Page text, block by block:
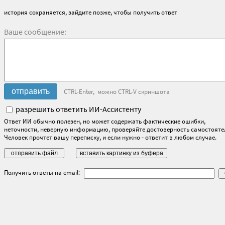
история сохраняется, зайдите позже, чтобы получить ответ
Ваше сообщение:
CTRL-Enter, можно CTRL-V скриншота
разрешить ответить ИИ-Ассистенту
Ответ ИИ обычно полезен, но может содержать фактические ошибки,
неточности, неверную информацию, проверяйте достоверность
Человек прочтет вашу переписку, и если нужно - ответит в любом случае.
Получить ответы на email: